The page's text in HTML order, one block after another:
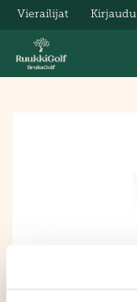
Vierailijat Kirjaudu